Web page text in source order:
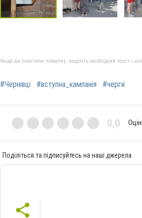
Якщо ви помітили помилку, виділіть необхідний текст і
#Чернівці #вступна_кампанія #черги
0,0
Поділіться та підписуйтесь на наші джерела